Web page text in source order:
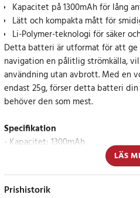
Kapacitet på 1300mAh för lång
Lätt och kompakta mått för
Li-Polymer-teknologi för säker
Detta batteri är utformat för att ge
navigation en pålitlig strömkälla,
användning utan avbrott. Med en
endast 25g, förser detta batteri
behöver den som mest.
Specifikation
- Kapacitet: 1300mAh
LÄS
Prishistorik